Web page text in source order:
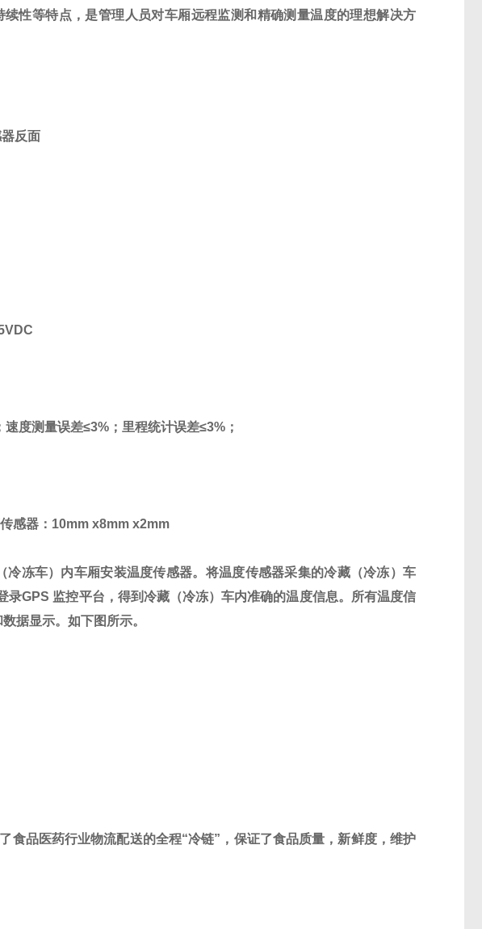
性等特点，是管理人员对车厢远程监测和精确测量温度的理想解决方
反面
速度测量误差≤3% ；里程统计误差≤3% ；
感器： 10mm x8mm x2mm
冷冻车）内车厢安装温度传感器。将温度传感器采集的冷藏（冷冻）车
录GPS 监控平台，得到冷藏（冷冻）车内准确的温度信息。所有温度信
据显示。如下图所示。
食品医药行业物流配送的全程“冷链” ，保证了食品质量，新鲜度，维护